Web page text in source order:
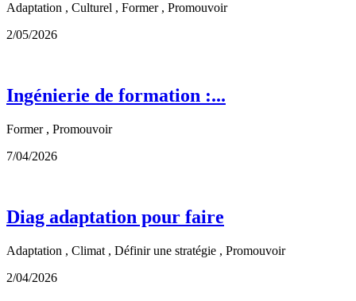
Adaptation , Culturel , Former , Promouvoir
2/05/2026
Ingénierie de formation :...
Former , Promouvoir
7/04/2026
Diag adaptation pour faire
Adaptation , Climat , Définir une stratégie , Promouvoir
2/04/2026